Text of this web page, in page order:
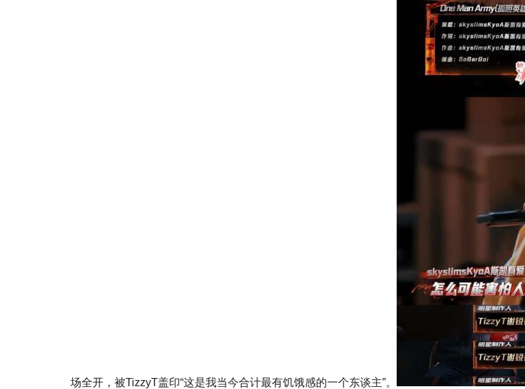
场全开，被TizzyT盖印“这是我当今合计最有饥饿感的一个东谈主”。